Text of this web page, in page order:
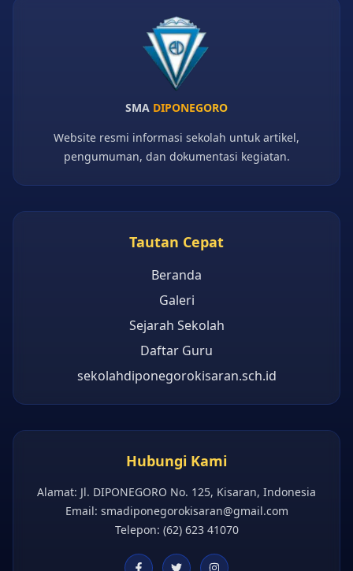
SMA DIPONEGORO
Website resmi informasi sekolah untuk artikel,
pengumuman, dan dokumentasi kegiatan.
Tautan Cepat
Beranda
Galeri
Sejarah Sekolah
Daftar Guru
sekolahdiponegorokisaran.sch.id
Hubungi Kami
Alamat: Jl. DIPONEGORO No. 125, Kisaran, Indonesia
Email: smadiponegorokisaran@gmail.com
Telepon: (62) 623 41070